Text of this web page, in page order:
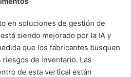
en soluciones de gestión de
siendo mejorado por la IA y
que los fabricantes busquen
de inventario. Las
de esta vertical están